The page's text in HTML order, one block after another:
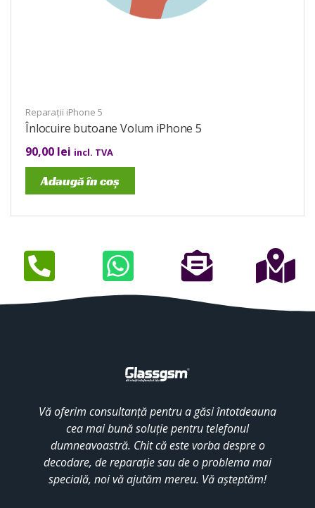
Reparații iPhone 5
Înlocuire butoane Volum iPhone 5
90,00 lei incl. TVA
Adaugă în coș
Vă oferim consultanță pentru a găsi întotdeauna
cea mai bună soluție pentru telefonul
dumneavoastră. Chit că este vorba despre o
decodare, de reparație sau de o problema mai
specială, noi vă ajutăm mereu. Vă așteptăm!